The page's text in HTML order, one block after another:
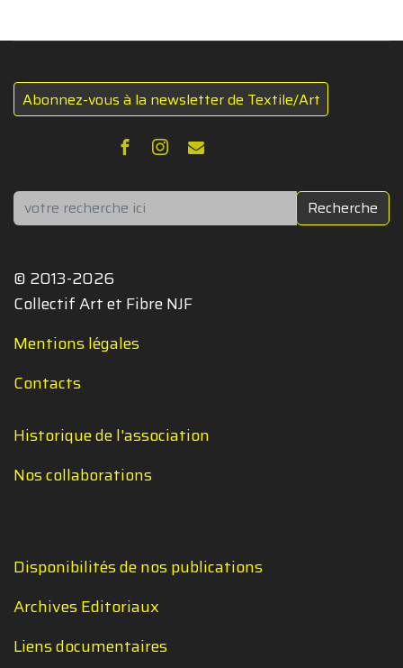
Abonnez-vous à la newsletter de Textile/Art
Rechercher Recherche
© 2013-2026
Collectif Art et Fibre NJF
Mentions légales
Contacts
Historique de l'association
Nos collaborations
Disponibilités de nos publications
Archives Editoriaux
Liens documentaires